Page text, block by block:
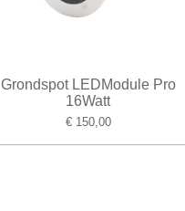
Grondspot LEDModule Pro
16Watt
€ 150,00